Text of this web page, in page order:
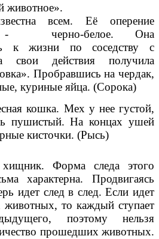
всем. Её оперение
- черно-белое. Она
к жизни по соседству с
свои действия получила
Пробравшись на чердак,
куриные яйца. (Сорока)
кошка. Мех у нее густой,
пушистый. На концах ушей
кисточки. (Рысь)
Форма следа этого
характерна. Продвигаясь
идет след в след. Если идет
животных, то каждый ступает
поэтому нельзя
прошедших животных.